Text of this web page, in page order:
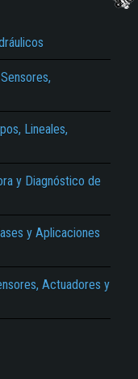
Lineales,
y Diagnóstico de
y Aplicaciones
Actuadores y
contenido.
erróneos.